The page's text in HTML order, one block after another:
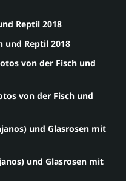
Reptil 2018
und Reptil 2018
von der Fisch und
von der Fisch und
und Glasrosen mit
und Glasrosen mit